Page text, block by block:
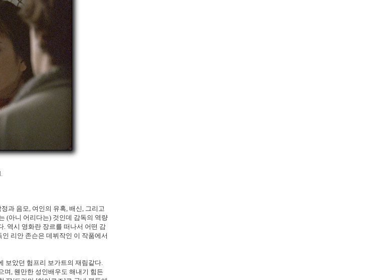
과 음모, 여인의 유혹, 배신, 그리고
(아니 어리다는) 것인데 감독의 역량
. 역시 영화란 장르를 떠나서 어떤 감
리안 존슨은 데뷔작인 이 작품에서
보았던 험프리 보가트의 재림같다.
며, 웬만한 성인배우도 해내기 힘든